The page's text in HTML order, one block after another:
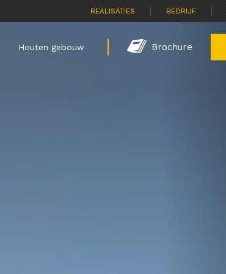
REALISATIES | BEDRIJF |
Houten gebouw Brochure